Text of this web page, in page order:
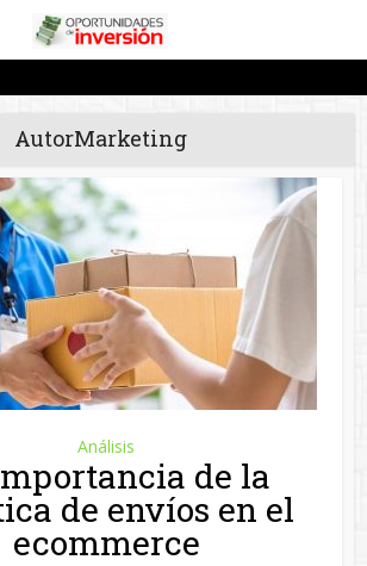
AutorMarketing
Análisis
de la
de envíos en el
ecommerce